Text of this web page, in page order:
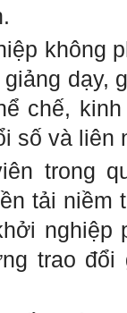
không
dạy,
chế,
số và liên
trong
tải niềm
nghiệp
trao